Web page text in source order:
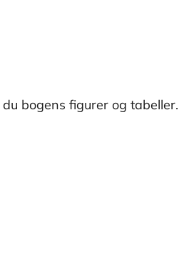
bogens figurer og tabeller.